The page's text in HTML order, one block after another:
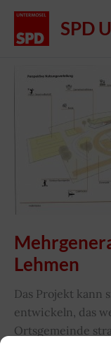
Zum
springen
SPD
Lehmen
Das Projekt kann
entwickeln, das
Ortsgemeinde